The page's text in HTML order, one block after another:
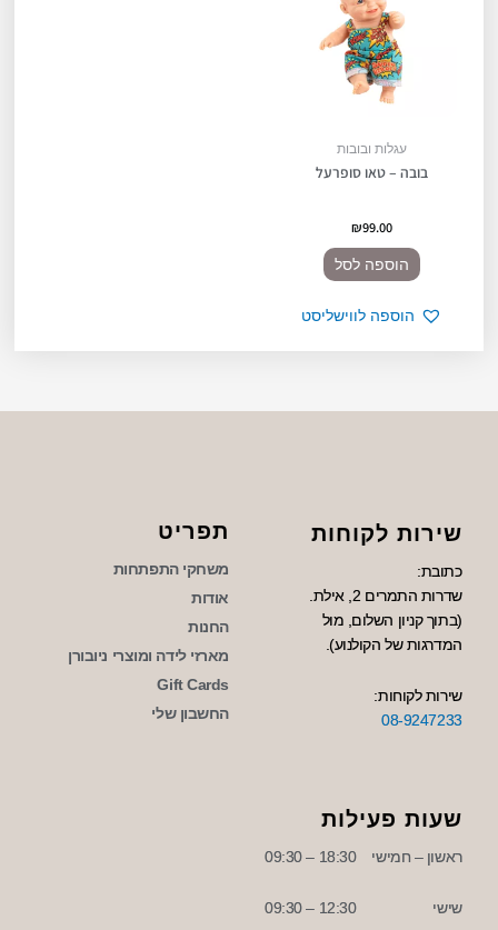
עגלות ובובות
בובה – טאו סופרעל
₪99.00
הוספה לסל
הוספה לווישליסט
שירות לקוחות
כתובת:
שדרות התמרים 2, אילת.
(בתוך קניון השלום, מול
המדרגות של הקולנוע).
שירות לקוחות:
08-9247233
תפריט
משחקי התפתחות
אודות
החנות
מארזי לידה ומוצרי ניובורן
Gift Cards
החשבון שלי
שעות פעילות
ראשון – חמישי
שישי
18:30 – 09:30
12:30 – 09:30